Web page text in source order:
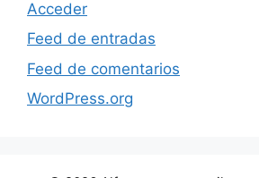
Acceder
Feed de entradas
Feed de comentarios
WordPress.org